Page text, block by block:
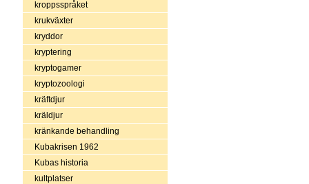
kroppsspråket
krukväxter
kryddor
kryptering
kryptogamer
kryptozoologi
kräftdjur
kräldjur
kränkande behandling
Kubakrisen 1962
Kubas historia
kultplatser